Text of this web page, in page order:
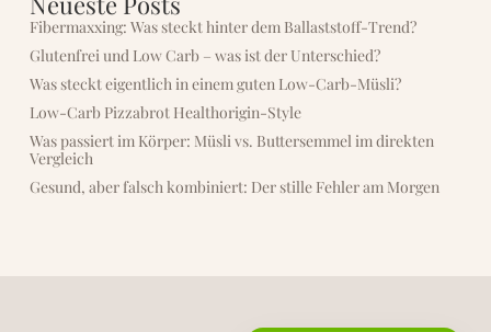
Fibermaxxing: Was steckt hinter dem Ballaststoff-Trend?
Glutenfrei und Low Carb – was ist der Unterschied?
Was steckt eigentlich in einem guten Low-Carb-Müsli?
Low-Carb Pizzabrot Healthorigin-Style
Was passiert im Körper: Müsli vs. Buttersemmel im direkten
Vergleich
Gesund, aber falsch kombiniert: Der stille Fehler am Morgen